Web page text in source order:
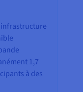
1,7
à des